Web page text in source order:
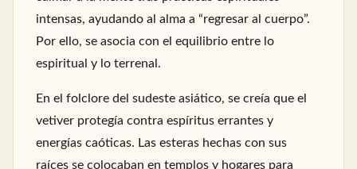
intensas, ayudando al alma a “regresar al cuerpo”.
Por ello, se asocia con el equilibrio entre lo
espiritual y lo terrenal.
En el folclore del sudeste asiático, se creía que el
vetiver protegía contra espíritus errantes y
energías caóticas. Las esteras hechas con sus
raíces se colocaban en templos y hogares para